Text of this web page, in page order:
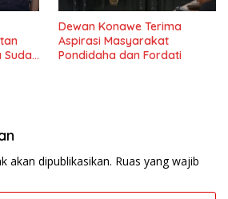
Sudah
Dewan Konawe Terima
Aspirasi Masyarakat
Pondidaha dan Fordati
akan dipublikasikan. Ruas yang wajib